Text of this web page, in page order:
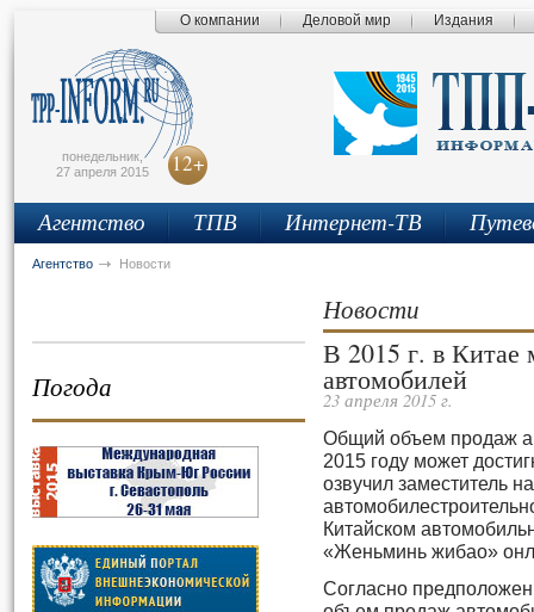
О компании Деловой мир Издания
понедельник,
27 апреля 2015
12+
Агентство ТПВ Интернет-ТВ
Агентство Новости
Погода
Новости
В 2015 г. в Китае
автомобилей
23 апреля 2015 г.
Общий объем продаж
2015 году может
озвучил заместитель
Китайском
«Женьминь жибао»
Согласно